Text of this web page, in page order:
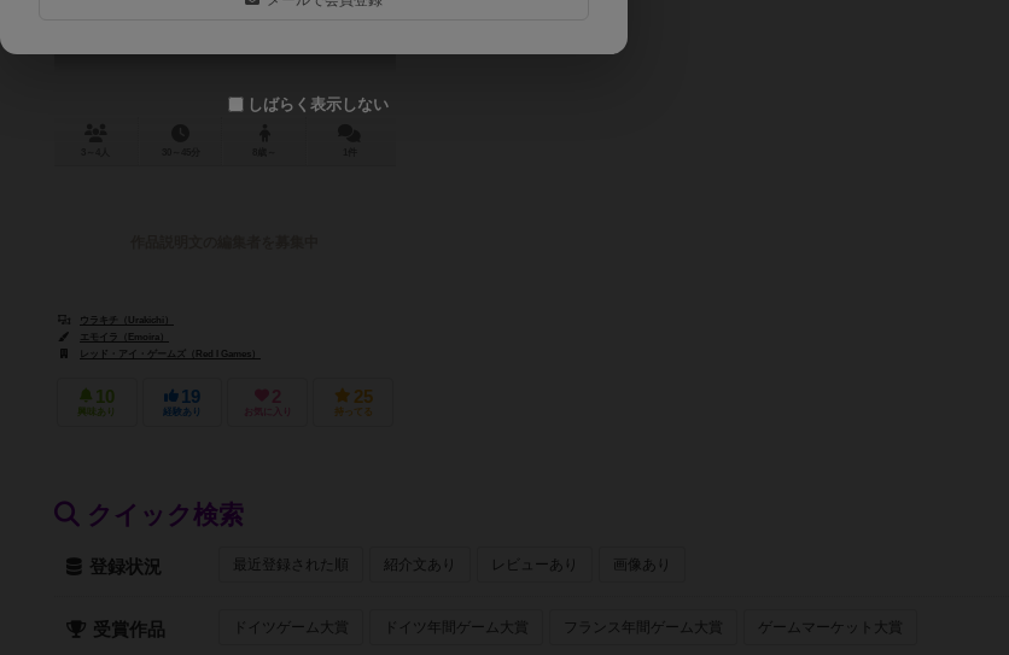
ウラキチ（Urakichi）
エモイラ（Emoira）
レッド・アイ・ゲームズ（Red I Games）
10
興味あり
19
経験あり
2
お気に入り
25
持ってる
クイック検索
登録状況 最近登録された順 紹介文あり レビューあり 画像あり
受賞作品 ドイツゲーム大賞 ドイツ年間ゲーム大賞 フランス年間ゲーム大賞 ゲームマーケット大賞
しばらく表示しない